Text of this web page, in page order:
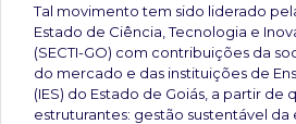
Tal movimento tem sido liderado
Estado de Ciência, Tecnologia e
(SECTI-GO) com contribuições da
do mercado e das instituições de
(IES) do Estado de Goiás, a partir de
estruturantes: gestão sustentável da